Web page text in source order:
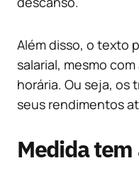
Além disso, o texto
salarial, mesmo
horária. Ou seja, os
seus rendimentos
Medida